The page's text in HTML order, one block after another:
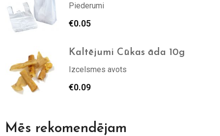
Piederumi
€0.05
Kaltējumi Cūkas āda 10g
Izcelsmes avots
€0.09
Mēs rekomendējam